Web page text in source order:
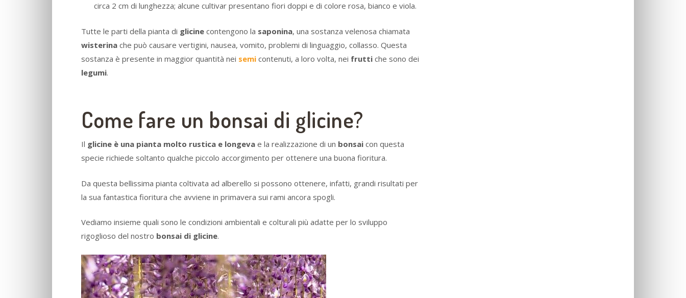
circa 2 cm di lunghezza; alcune cultivar presentano fiori doppi e di colore rosa, bianco e viola.
Tutte le parti della pianta di glicine contengono la saponina, una sostanza velenosa chiamata
wisterina che può causare vertigini, nausea, vomito, problemi di linguaggio, collasso. Questa
sostanza è presente in maggior quantità nei semi contenuti, a loro volta, nei frutti che sono dei
legumi.
Come fare un bonsai di glicine?
Il glicine è una pianta molto rustica e longeva e la realizzazione di un bonsai con questa
specie richiede soltanto qualche piccolo accorgimento per ottenere una buona fioritura.
Da questa bellissima pianta coltivata ad alberello si possono ottenere, infatti, grandi risultati per
la sua fantastica fioritura che avviene in primavera sui rami ancora spogli.
Vediamo insieme quali sono le condizioni ambientali e colturali più adatte per lo sviluppo
rigoglioso del nostro bonsai di glicine.